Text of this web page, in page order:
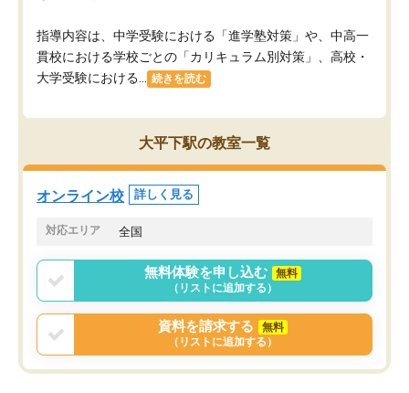
指導内容は、中学受験における「進学塾対策」や、中高一
貫校における学校ごとの「カリキュラム別対策」、高校・
大学受験における...
続きを読む
大平下駅の教室一覧
オンライン校 詳しく見る
対応エリア 全国
無料体験を申し込む
無料
（リストに追加する）
資料を請求する
無料
（リストに追加する）